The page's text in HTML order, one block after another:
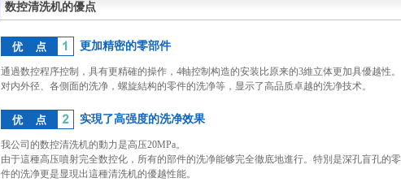
数控清洗机的優点
更加精密的零部件
通過数控程序控制，具有更精確的操作，4軸控制构造的安装比原来的3維立体更加具優越性。
对内外径、各側面的洗净，螺旋結构的零件的洗净等，显示了高品质卓越的洗净技术。
实現了高强度的洗净效果
我公司的数控清洗机的動力是高压20MPa。
由于這種高压噴射完全数控化，所有的部件的洗净能够完全徹底地進行。特別是深孔盲孔的零
件的洗净更是显現出這種清洗机的優越性能。